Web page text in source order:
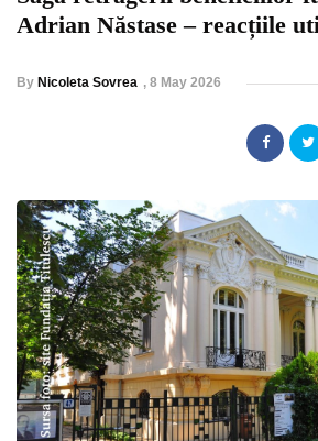
Adrian Năstase – reacțiile
By Nicoleta Sovrea , 8 May 2026